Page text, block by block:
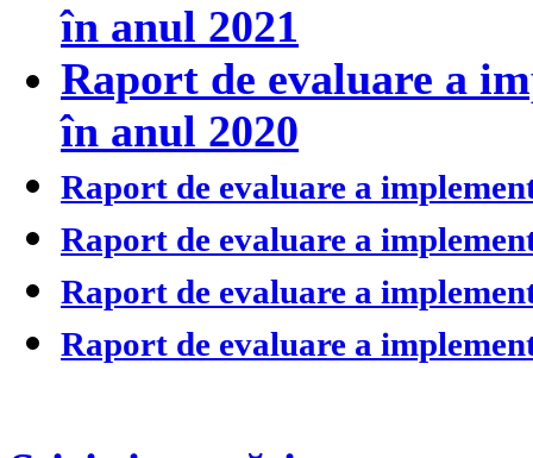
în anul 2021
Raport de evaluare a
în anul 2020
Raport de evaluare a
Raport de evaluare a
Raport de evaluare a
Raport de evaluare a